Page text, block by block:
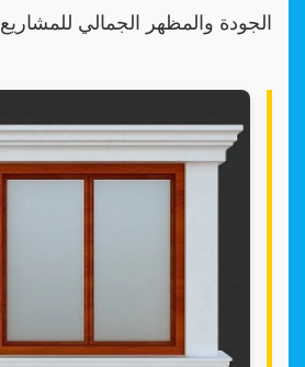
الجودة والمظهر الجمالي للمشاريع